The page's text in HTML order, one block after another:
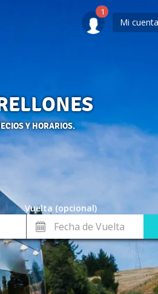
Mi cuenta
Y HORARIOS.
Vuelta (opcional)
Fecha
de
Vuelta